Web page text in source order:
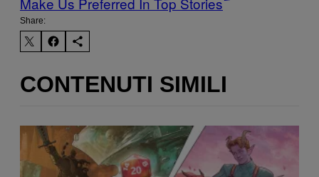
Share:
CONTENUTI SIMILI